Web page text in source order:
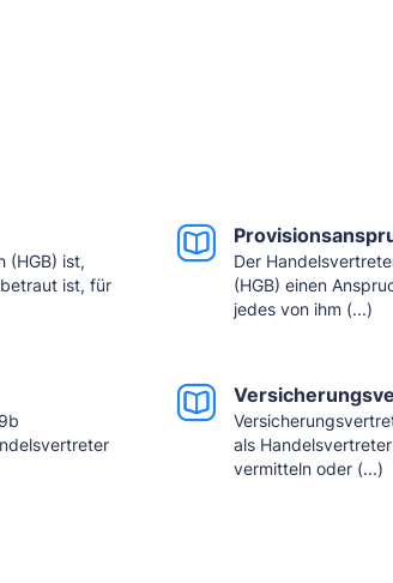
(HGB) ist,
ist, für
Der
(HGB) einen
jedes von ihm (...)
als
vermitteln oder (...)